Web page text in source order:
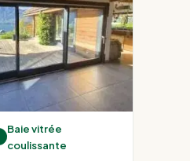
Baie vitrée
coulissante